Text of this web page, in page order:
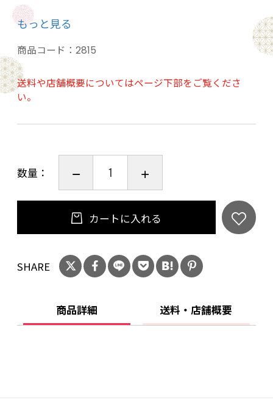
綺麗な琥珀色が印象的。
樽由来の少し甘みのある香りとスモーキーな心
地よい香りが調和し、芋焼酎の香りがかすかに
感じられます。
シュワシュワと炭酸が弾ける爽やかな飲み口が
魅力です。
生産者 西酒造
生産地 鹿児島県
原材料 薩摩芋（鹿児島県産黄金千貫）、米麹
（国産米）、炭酸
内容量 500ml
呑み方 ロック、冷やして
20歳未満の飲酒は法律で禁止されています。当
店は20歳未満の方への酒類の販売はいたしてお
もっと見る
商品コード： 2815
送料や店舗概要についてはページ下部をご覧くださ
い。
数量：
カートに入れる
SHARE
商品詳細 送料・店舗概要